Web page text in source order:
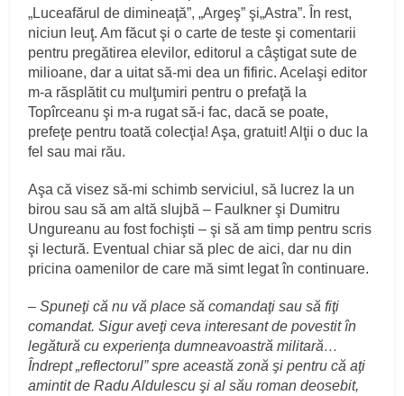
„Luceafărul de dimineaţă”, „Argeş” şi„Astra”. În rest,
niciun leuţ. Am făcut şi o carte de teste şi comentarii
pentru pregătirea elevilor, editorul a câştigat sute de
milioane, dar a uitat să-mi dea un fifiric. Acelaşi editor
m-a răsplătit cu mulţumiri pentru o prefaţă la
Topîrceanu şi m-a rugat să-i fac, dacă se poate,
prefeţe pentru toată colecţia! Aşa, gratuit! Alţii o duc la
fel sau mai rău.
Aşa că visez să-mi schimb serviciul, să lucrez la un
birou sau să am altă slujbă – Faulkner şi Dumitru
Ungureanu au fost fochişti – şi să am timp pentru scris
şi lectură. Eventual chiar să plec de aici, dar nu din
pricina oamenilor de care mă simt legat în continuare.
–Spuneţi că nu vă place să comandaţi sau să fiţi
comandat. Sigur aveţi ceva interesant de povestit în
legătură cu experienţa dumneavoastră militară…
Îndrept „reflectorul” spre această zonă şi pentru că aţi
amintit de Radu Aldulescu şi al său roman deosebit,